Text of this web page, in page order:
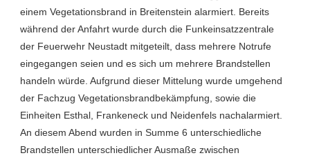
einem Vegetationsbrand in Breitenstein alarmiert. Bereits
während der Anfahrt wurde durch die Funkeinsatzzentrale
der Feuerwehr Neustadt mitgeteilt, dass mehrere Notrufe
eingegangen seien und es sich um mehrere Brandstellen
handeln würde. Aufgrund dieser Mittelung wurde umgehend
der Fachzug Vegetationsbrandbekämpfung, sowie die
Einheiten Esthal, Frankeneck und Neidenfels nachalarmiert.
An diesem Abend wurden in Summe 6 unterschiedliche
Brandstellen unterschiedlicher Ausmaße zwischen